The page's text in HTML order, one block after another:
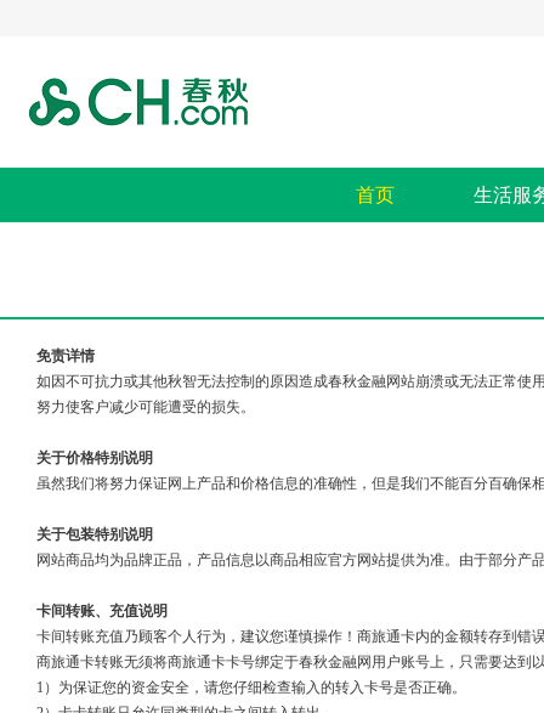
首页 生活服
免责详情
如因不可抗力或其他秋智无法控制的原因造成春秋金融网站崩溃或无法正常
努力使客户减少可能遭受的损失。
关于价格特别说明
虽然我们将努力保证网上产品和价格信息的准确性，但是我们不能百分百确
关于包装特别说明
网站商品均为品牌正品，产品信息以商品相应官方网站提供为准。由于部分
卡间转账、充值说明
卡间转账充值乃顾客个人行为，建议您谨慎操作！商旅通卡内的金额转存到
商旅通卡转账无须将商旅通卡卡号绑定于春秋金融网用户账号上，只需要达到
1）为保证您的资金安全，请您仔细检查输入的转入卡号是否正确。